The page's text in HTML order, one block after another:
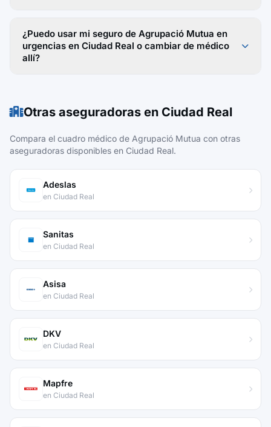
¿Puedo usar mi seguro de Agrupació Mutua en
urgencias en Ciudad Real o cambiar de médico
allí?
Otras aseguradoras en Ciudad Real
Compara el cuadro médico de Agrupació Mutua con otras
aseguradoras disponibles en Ciudad Real.
Adeslas
en Ciudad Real
Sanitas
en Ciudad Real
Asisa
en Ciudad Real
DKV
en Ciudad Real
Mapfre
en Ciudad Real